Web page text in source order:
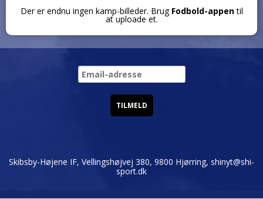
Der er endnu ingen kamp-billeder. Brug Fodbold-appentil
at uploade et.
Skibsby-Højene IF, Vellingshøjvej 380, 9800 Hjørring, shinyt@shi-
sport.dk